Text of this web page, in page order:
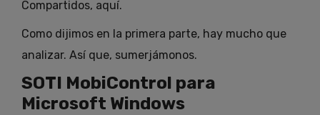
Compartidos, aquí.
Como dijimos en la primera parte, hay mucho que
analizar. Así que, sumerjámonos.
SOTI MobiControl para
Microsoft Windows